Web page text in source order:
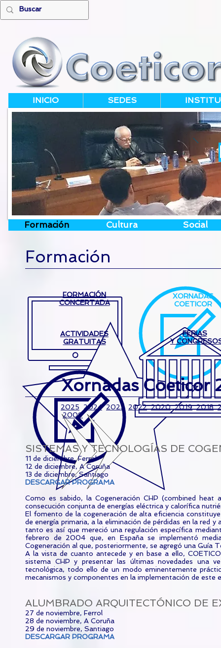
INICIO SEDES
Formación Cultura Social
Formación
FORMACIÓN
CONCERTADA
XORNADAS
COETICOR
ACTIVIDADES
GRATUITAS
FERIAS
Y
Xornadas Coeticor
2025 2024 2023 2022 2020 2019 2018
2009
SISTEMAS Y TECNOLOGÍAS DE
11 de diciembre, Ferrol
12 de diciembre, A Coruña
13 de diciembre, Santiago
DESCARGAR PROGRAMA
Como es sabido, la Cogeneración CHP (combined
consecución conjunta de energías eléctrica y calorífica
El fomento de la cogeneración de alta eficiencia
de energía primaria, a la eliminación de pérdidas en la red
tanto es así que mereció una regulación específica
febrero de 2004 que, en España se implementó
Cogeneración al que, posteriormente, se agregó una Guía
A la vista de cuanto antecede y en base a ello,
sistema CHP y presentar las últimas novedades una
tecnológica, todo ello de un modo eminentemente
mecanismos y componentes en la implementación de este
ALUMBRADO ARQUITECTÓNICO DE
27 de noviembre, Ferrol
28 de noviembre, A Coruña
29 de noviembre, Santiago
DESCARGAR PROGRAMA